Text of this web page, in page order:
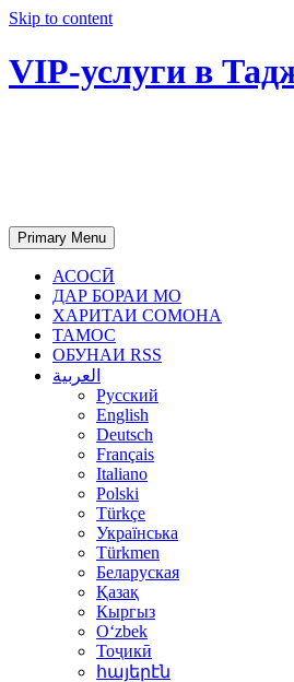
Skip to content
VIP-услуги в
Primary Menu
АСОСӢ
ДАР БОРАИ МО
ХАРИТАИ СОМОНА
ТАМОС
ОБУНАИ RSS
العربية
Русский
English
Deutsch
Français
Italiano
Polski
Türkçe
Українська
Türkmen
Беларуская
Қазақ
Кыргыз
Oʻzbek
Тоҷикӣ
հայերէն